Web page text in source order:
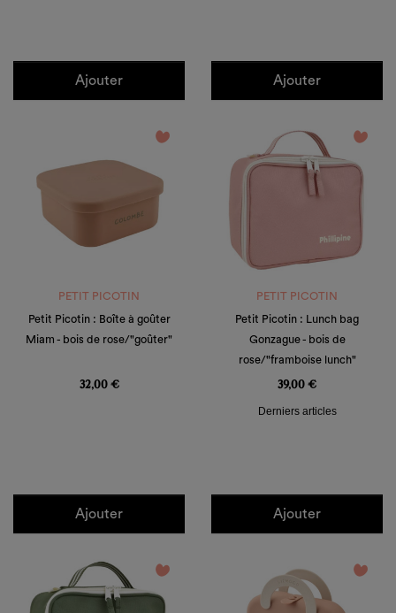
Ajouter Ajouter
favorite_border
PETIT PICOTIN
Petit Picotin : Boîte à goûter
Miam - bois de rose/"goûter"
32,00 €
Ajouter
favorite_border
PETIT PICOTIN
Petit Picotin : Lunch bag
Gonzague - bois de
rose/"framboise lunch"
39,00 €
Derniers articles
Ajouter
favorite_border favorite_border